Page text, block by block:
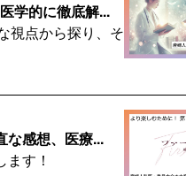
学的に徹底解...
視点から探り、そ
な感想、医療...
す！